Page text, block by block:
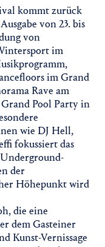
kommt zurück
von 23. bis
von
im
im Grand
Rave am
Pool Party in
wie DJ Hell,
fokussiert das
der
Höhepunkt wird
die eine
dem Gasteiner
Kunst-Vernissage